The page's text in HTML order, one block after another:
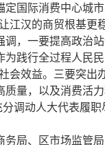
国际消费中心城
汉的商贸根基更
，一要提高政治
践行全过程人民
效益。三要突出
量，以及消费活
调动人大代表履
局、区市场监管